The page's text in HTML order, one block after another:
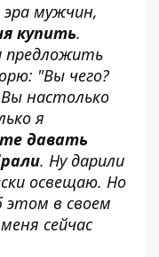
мужчин,
купить.
предложить
"Вы чего?
настолько
я
давать
. Ну дарили
освещаю. Но
этом в своем
сейчас